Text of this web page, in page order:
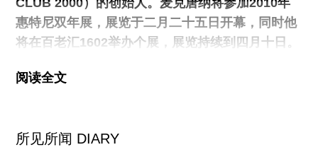
惠特尼双年展，展览于二月二十五日开幕，同时他
将在百老汇1602举办个展，展览持续到四月十日。
么？” 有时候艺术家会走入误区，创作出一些过头
阅读全文
所见所闻 DIARY